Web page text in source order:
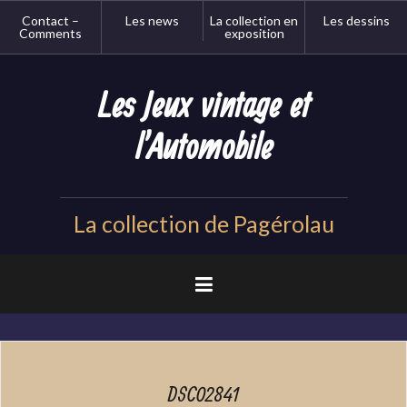
Contact –
Comments
Les news
La collection en
exposition
Les dessins
Les Jeux vintage et
l'Automobile
La collection de Pagérolau
DSC02841